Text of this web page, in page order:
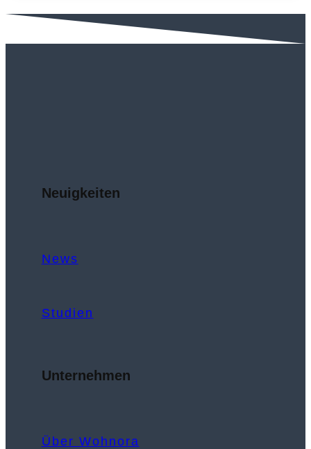
Neuigkeiten
News
Studien
Unternehmen
Über Wohnora